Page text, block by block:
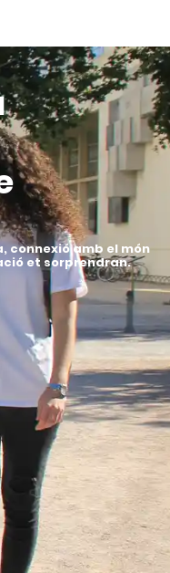
connexió amb el món
et sorprendran.